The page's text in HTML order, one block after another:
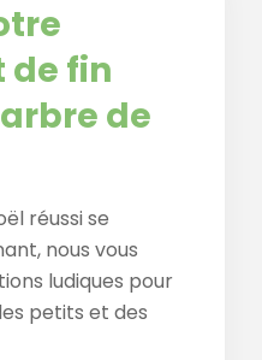
de fin
de
réussi se
nous vous
ludiques pour
petits et des